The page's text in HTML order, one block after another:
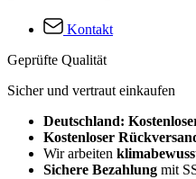
Kontakt
Geprüfte Qualität
Sicher und vertraut einkaufen
Deutschland:
Kostenloser
Wir arbeiten
Sichere Bezahlung mit